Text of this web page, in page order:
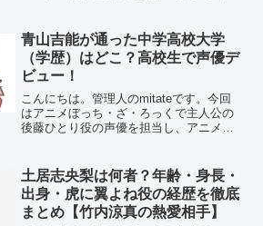
ボまで徹底解説します。
青山吉能が通った中学高校大学
（学歴）はどこ？高校生で声優デ
ビュー！
こんにちは。管理人のmitateです。今回
はアニメぼっち・ざ・ろっくで主人公の
後藤ひとり役の声優を担当し、アニメの
2014年1月から放送されたアニメWake
Up, Gi...
土居志央梨は何者？年齢・身長・
出身・虎に翼よね役の経歴を徹底
まとめ【竹内涼真の熱愛相手】